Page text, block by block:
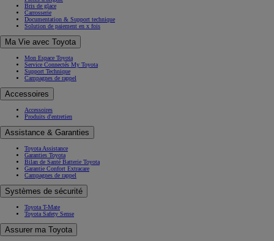
Bris de glace
Carrosserie
Documentation & Support technique
Solution de paiement en x fois
Ma Vie avec Toyota
Mon Espace Toyota
Service Connectés My Toyota
Support Technique
Campagnes de rappel
Accessoires
Accessoires
Produits d'entretien
Assistance & Garanties
Toyota Assistance
Garanties Toyota
Bilan de Santé Batterie Toyota
Garantie Confort Extracare
Campagnes de rappel
Systèmes de sécurité
Toyota T-Mate
Toyota Safety Sense
Assurer ma Toyota